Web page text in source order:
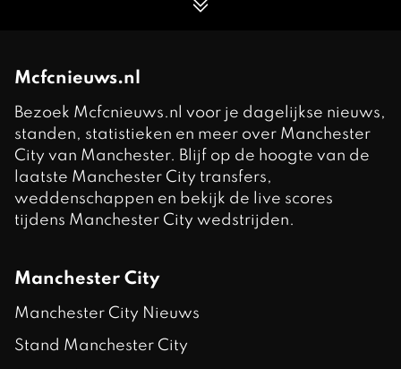
Mcfcnieuws.nl
Bezoek Mcfcnieuws.nl voor je dagelijkse nieuws,
standen, statistieken en meer over Manchester
City van Manchester. Blijf op de hoogte van de
laatste Manchester City transfers,
weddenschappen en bekijk de live scores
tijdens Manchester City wedstrijden.
Manchester City
Manchester City Nieuws
Stand Manchester City